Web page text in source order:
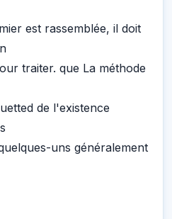
est rassemblée, il doit
traiter. que La méthode
de l'existence
uns généralement